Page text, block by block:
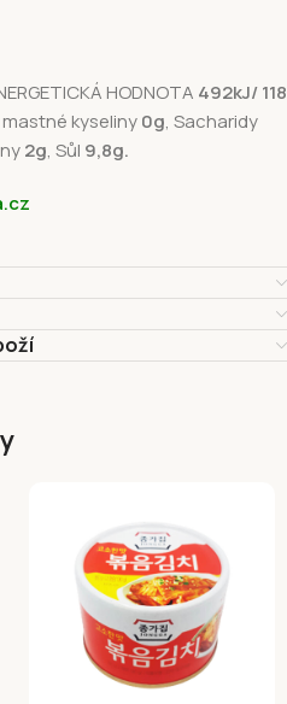
HODNOTA 492kJ/ 118
kyseliny0g, Sacharidy
2g, Sůl 9,8g.